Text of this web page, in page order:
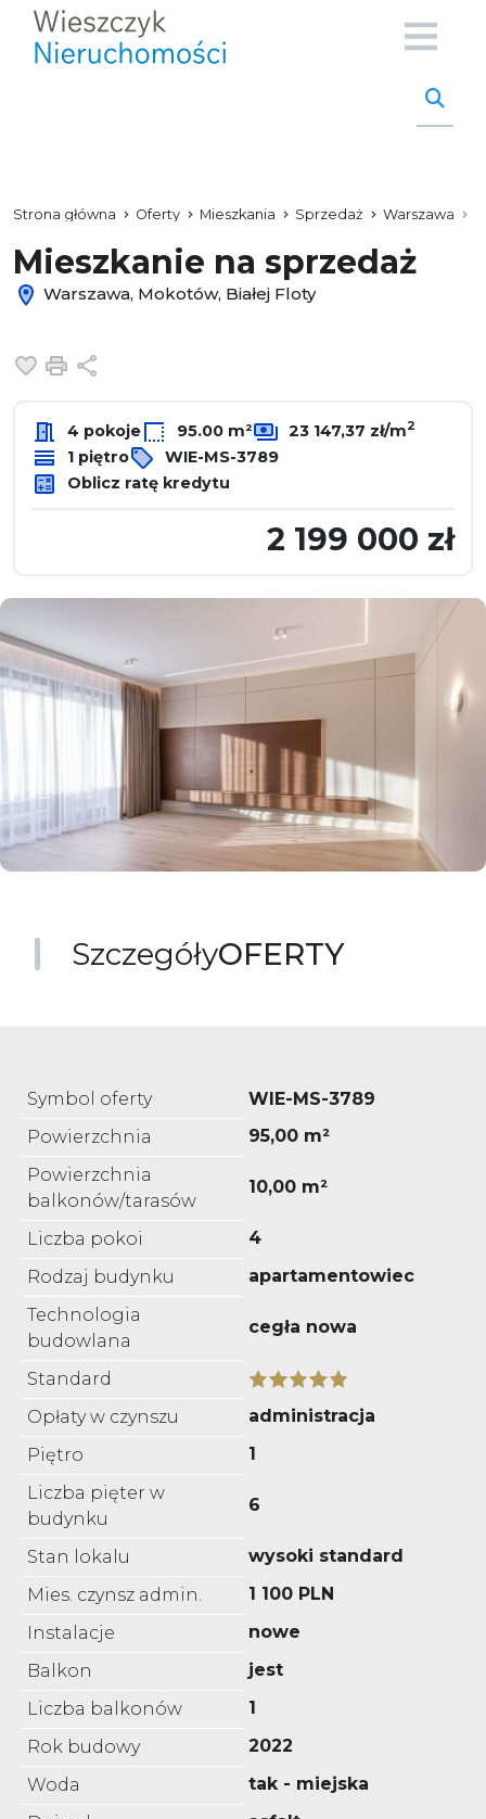
Strona główna Oferty Mieszkania Sprzedaż Warszawa
Mieszkanie na sprzedaż
Warszawa, Mokotów, Białej Floty
Dodaj do ulubionych
Drukuj
4 pokoje 95.00 m² 23 147,37 zł/m2
1 piętro
WIE-MS-3789
Oblicz ratę kredytu
2 199 000 zł
SzczegółyOFERTY
Symbol oferty
WIE-MS-3789
Powierzchnia
95,00 m²
Powierzchnia
balkonów/tarasów
10,00 m²
Liczba pokoi
4
Rodzaj budynku
apartamentowiec
Technologia
budowlana
cegła nowa
Standard
Opłaty w czynszu
administracja
Piętro
1
Liczba pięter w
budynku
6
Stan lokalu
wysoki standard
Mies. czynsz admin.
1 100 PLN
Instalacje
nowe
Balkon
jest
Liczba balkonów
1
Rok budowy
2022
Woda
tak - miejska